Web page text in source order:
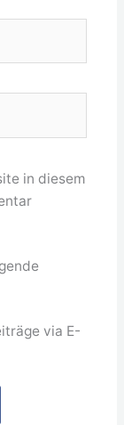
in diesem
via E-